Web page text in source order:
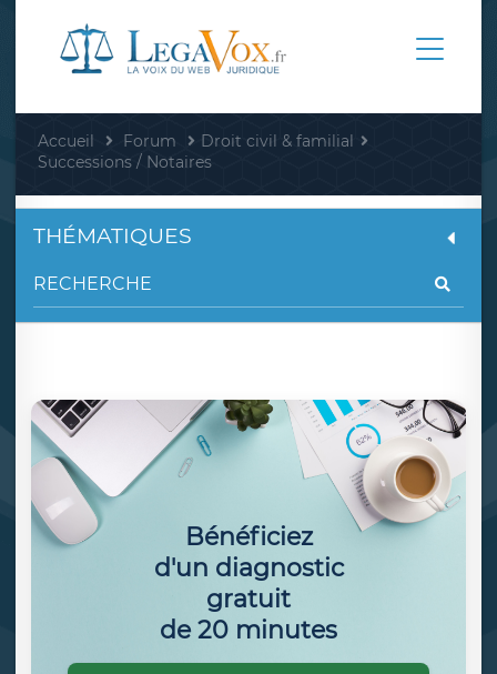
Accueil Forum
Droit civil & familial
Successions / Notaires
THÉMATIQUES
Bénéficiez
d'un diagnostic
gratuit
de 20 minutes